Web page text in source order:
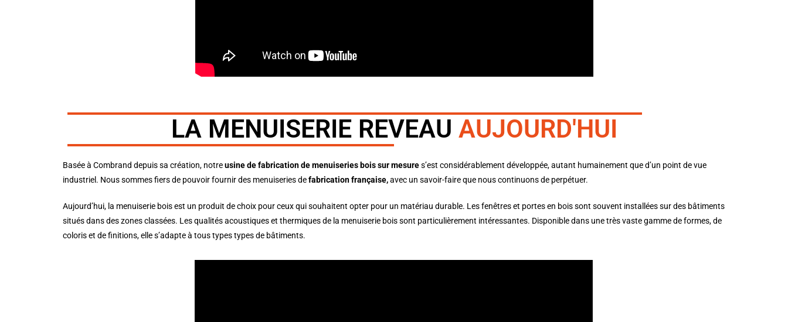
LA MENUISERIE REVEAU AUJOURD'HUI
Basée à Combrand depuis sa création, notreusine de fabrication de menuiseries bois sur mesures’est considérablement développée, autant humainement que d’un point de vue
industriel. Nous sommes fiers de pouvoir fournir des menuiseries defabrication française,avec un savoir-faire que nous continuons de perpétuer.
Aujourd’hui, la menuiserie bois est un produit de choix pour ceux qui souhaitent opter pour un matériau durable. Les fenêtres et portes en bois sont souvent installées sur des bâtiments
situés dans des zones classées. Les qualités acoustiques et thermiques de la menuiserie bois sont particulièrement intéressantes. Disponible dans une très vaste gamme de formes, de
coloris et de finitions, elle s’adapte à tous types types de bâtiments.